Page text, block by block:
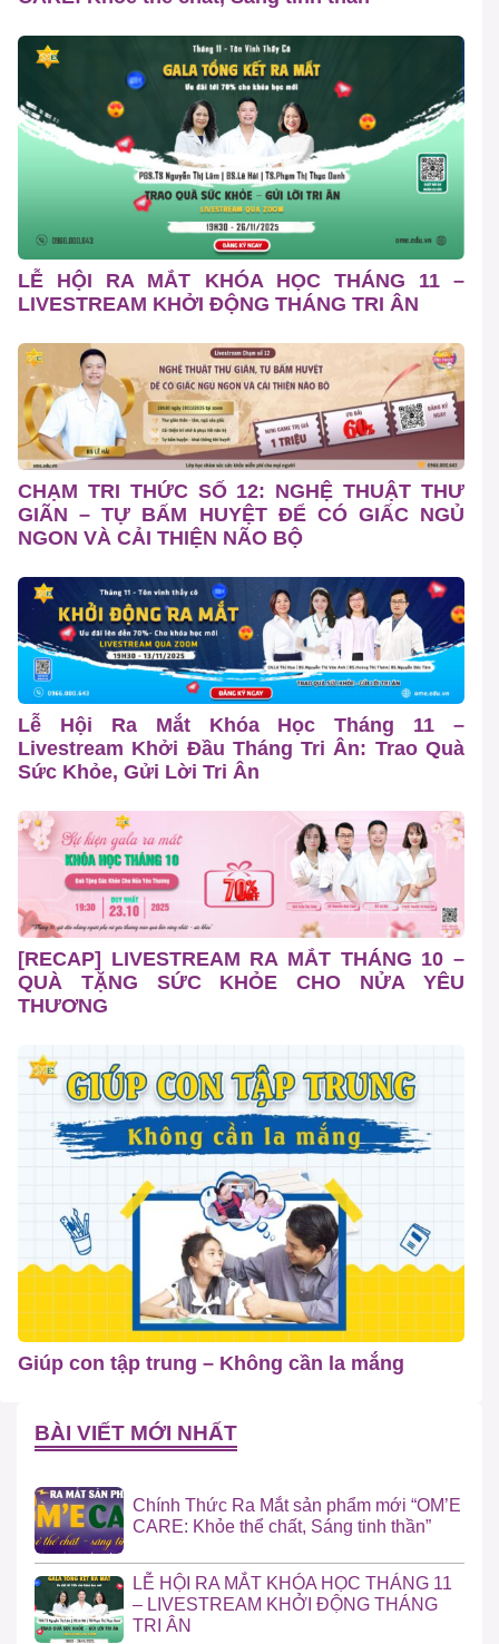
LỄ HỘI RA MẮT KHÓA HỌC THÁNG 11 –
LIVESTREAM KHỞI ĐỘNG THÁNG TRI ÂN
CHẠM TRI THỨC SỐ 12: NGHỆ THUẬT THƯ
GIÃN – TỰ BẤM HUYỆT ĐỂ CÓ GIẤC NGỦ
NGON VÀ CẢI THIỆN NÃO BỘ
Lễ Hội Ra Mắt Khóa Học Tháng 11 –
Livestream Khởi Đầu Tháng Tri Ân: Trao Quà
Sức Khỏe, Gửi Lời Tri Ân
[RECAP] LIVESTREAM RA MẮT THÁNG 10 –
QUÀ TẶNG SỨC KHỎE CHO NỬA YÊU
THƯƠNG
Giúp con tập trung – Không cần la mắng
BÀI VIẾT MỚI NHẤT
Chính Thức Ra Mắt sản phẩm mới “OM’E
CARE: Khỏe thể chất, Sáng tinh thần”
LỄ HỘI RA MẮT KHÓA HỌC THÁNG 11
– LIVESTREAM KHỞI ĐỘNG THÁNG
TRI ÂN